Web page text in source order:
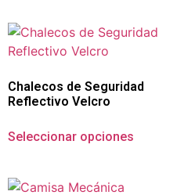
Chalecos de Seguridad
Reflectivo Velcro
Seleccionar opciones